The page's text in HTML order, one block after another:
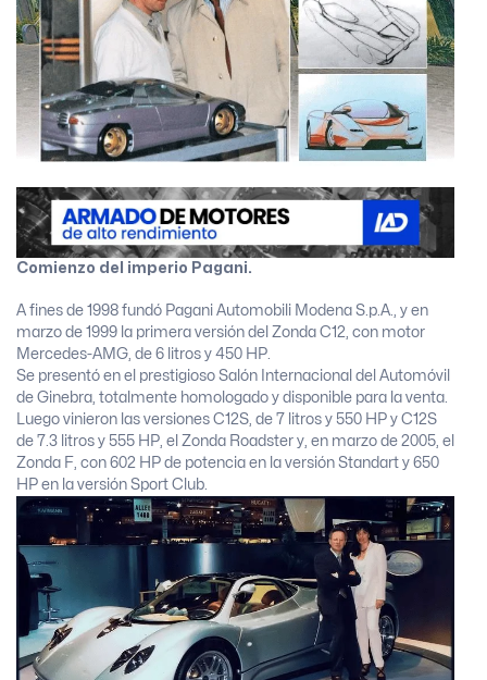
Comienzo del imperio Pagani.
A fines de 1998 fundó Pagani Automobili Modena S.p.A., y en
marzo de 1999 la primera versión del Zonda C12, con motor
Mercedes-AMG, de 6 litros y 450 HP.
Se presentó en el prestigioso Salón Internacional del Automóvil
de Ginebra, totalmente homologado y disponible para la venta.
Luego vinieron las versiones C12S, de 7 litros y 550 HP y C12S
de 7.3 litros y 555 HP, el Zonda Roadster y, en marzo de 2005, el
Zonda F, con 602 HP de potencia en la versión Standart y 650
HP en la versión Sport Club.